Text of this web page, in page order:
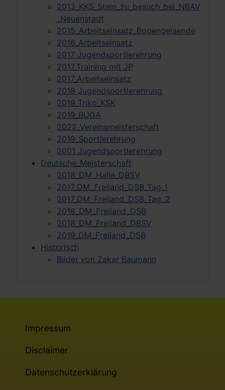
2013_KKS_Stein_zu_besuch_bei_NBAV
_Neuenstadt
2015_Arbeitseinsatz_Bogengelaende
2016_Arbeitseinsatz
2017 Jugendsportlerehrung
2017_Training mit JP
2017_Arbeitseinsatz
2018 Jugendsportlerehrung
2019_Triko_KSK
2019_BUGA
2022_Vereinsmeisterschaft
2019_Sportlerehrung
2001 Jugendsportlerehrung
Deutsche_Meisterschaft
2018_DM_Halle_DBSV
2017_DM_Freiland_DSB_Tag_1
2017_DM_Freiland_DSB_Tag_2
2018_DM_Freiland_DSB
2018_DM_Freiland_DBSV
2019_DM_Freiland_DSB
Historisch
Bilder von Zakar Baumann
Impressum
Disclaimer
Datenschutzerklärung